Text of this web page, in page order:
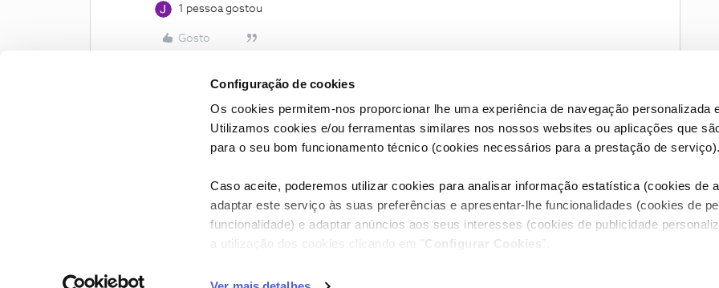
Configuração de cookies
Os cookies permitem-nos proporcionar lhe uma experiência de navegação personalizada
Utilizamos cookies e/ou ferramentas similares nos nossos websites ou aplicações que
para o seu bom funcionamento técnico (cookies necessários para a prestação de serviço).
Caso aceite, poderemos utilizar cookies para analisar informação estatística (cookies de
adaptar este serviço às suas preferências e apresentar-lhe funcionalidades (cookies de
funcionalidade) e adaptar anúncios aos seus interesses (cookies de publicidade
a utilização dos cookies clicando em " Configurar Cookies ".
1 pessoa gostou
Gosto
Condições do Fórum NOS Accessibility statement